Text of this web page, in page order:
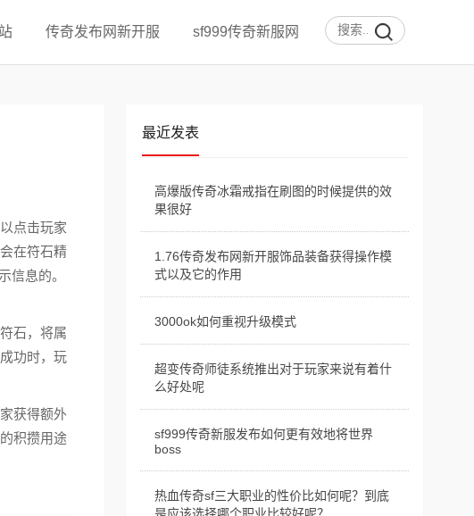
传奇发布网新开服 sf999传奇新服网
点击玩家
在符石精
信息的。
石，将属
功时，玩
获得额外
积攒用途
最近发表
高爆版传奇冰霜戒指在刷图的时候提供的效
果很好
1.76传奇发布网新开服饰品装备获得操作模
式以及它的作用
3000ok如何重视升级模式
超变传奇师徒系统推出对于玩家来说有着什
么好处呢
sf999传奇新服发布如何更有效地将世界
boss
热血传奇sf三大职业的性价比如何呢？到底